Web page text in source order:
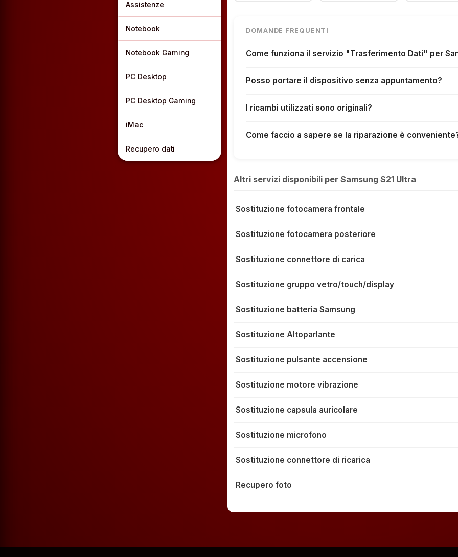
Assistenze
Notebook
Notebook Gaming
PC Desktop
PC Desktop Gaming
iMac
Recupero dati
DOMANDE FREQUENTI
Come funziona il servizio "Trasferimento Dati" per
Posso portare il dispositivo senza appuntamento?
I ricambi utilizzati sono originali?
Come faccio a sapere se la riparazione è
Altri servizi disponibili per Samsung S21 Ultra
Sostituzione fotocamera frontale
Sostituzione fotocamera posteriore
Sostituzione connettore di carica
Sostituzione gruppo vetro/touch/display
Sostituzione batteria Samsung
Sostituzione Altoparlante
Sostituzione pulsante accensione
Sostituzione motore vibrazione
Sostituzione capsula auricolare
Sostituzione microfono
Sostituzione connettore di ricarica
Recupero foto